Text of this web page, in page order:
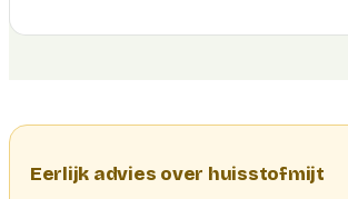
Eerlijk advies over huisstofmijt